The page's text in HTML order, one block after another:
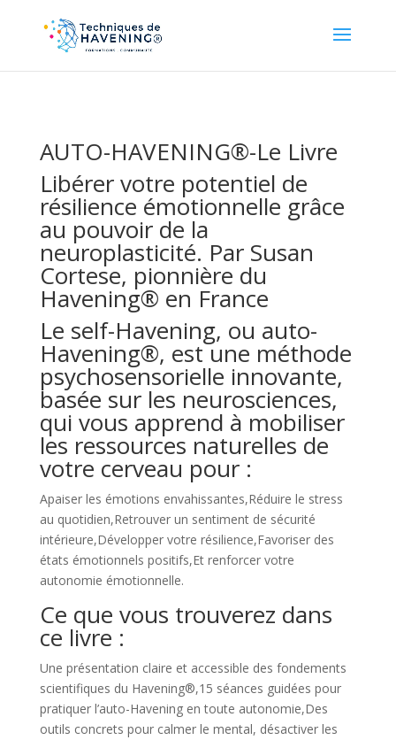
AUTO-HAVENING®-Le Livre
Libérer votre potentiel de
résilience émotionnelle grâce
au pouvoir de la
neuroplasticité. Par Susan
Cortese, pionnière du
Havening® en France
Le self-Havening, ou auto-
Havening®, est une méthode
psychosensorielle innovante,
basée sur les neurosciences,
qui vous apprend à mobiliser
les ressources naturelles de
votre cerveau pour :
Apaiser les émotions envahissantes,Réduire le stress
au quotidien,Retrouver un sentiment de sécurité
intérieure,Développer votre résilience,Favoriser des
états émotionnels positifs,Et renforcer votre
autonomie émotionnelle.
Ce que vous trouverez dans
ce livre :
Une présentation claire et accessible des fondements
scientifiques du Havening®,15 séances guidées pour
pratiquer l’auto-Havening en toute autonomie,Des
outils concrets pour calmer le mental, désactiver les